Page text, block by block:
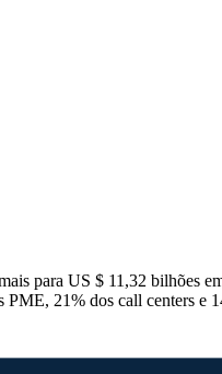
para US $ 11,32 bilhões
PME, 21% dos call centers e